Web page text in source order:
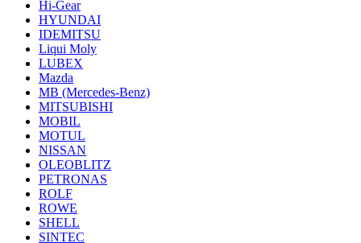
Hi-Gear
HYUNDAI
IDEMITSU
Liqui Moly
LUBEX
Mazda
MB (Mercedes-Вenz)
MITSUBISHI
MOBIL
MOTUL
NISSAN
OLEOBLITZ
PETRONAS
ROLF
ROWE
SHELL
SINTEC